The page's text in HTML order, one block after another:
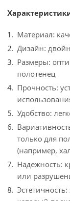
Материал:
Дизайн:
Размеры:
полотенец
Прочность:
Удобство:
только для
(например,
Надежность:
или